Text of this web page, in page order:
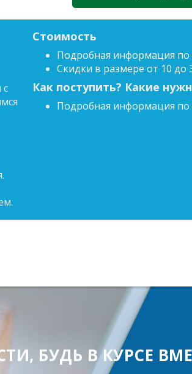
Стоимость
Подробная информация по
Скидки в размере от 10 до
Как поступить? Какие
Подробная информация по
БУДЬ В КУРСЕ